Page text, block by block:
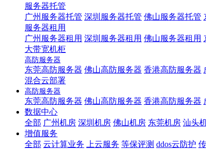
服务器托管
广州服务器托管 深圳服务器托管 佛山服务器托管
服务器租用
广州服务器租用 深圳服务器租用 佛山服务器租用
大带宽机柜
高防服务器
东莞高防服务器 佛山高防服务器 香港高防服务器
混合云部署
高防服务器
东莞高防服务器 佛山高防服务器 香港高防服务器
数据中心
全部 广州机房 深圳机房 佛山机房 东莞机房 汕头
增值服务
全部 云计算业务 上云服务 等保评测 ddos云防护